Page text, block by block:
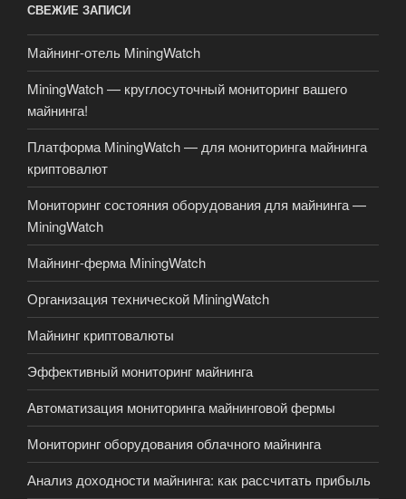
СВЕЖИЕ ЗАПИСИ
Майнинг-отель MiningWatch
MiningWatch — круглосуточный мониторинг вашего
майнинга!
Платформа MiningWatch — для мониторинга майнинга
криптовалют
Мониторинг состояния оборудования для майнинга —
MiningWatch
Майнинг-ферма MiningWatch
Организация технической MiningWatch
Майнинг криптовалюты
Эффективный мониторинг майнинга
Автоматизация мониторинга майнинговой фермы
Мониторинг оборудования облачного майнинга
Анализ доходности майнинга: как рассчитать прибыль